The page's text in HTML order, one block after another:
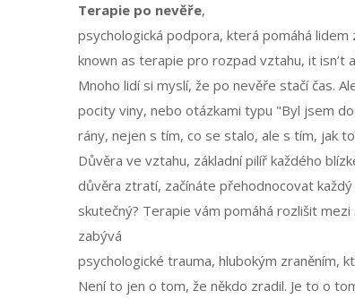
Terapie po nevěře,
psychologická podpora, která pomáhá
known as terapie pro rozpad vztahu, it isn’t
Mnoho lidí si myslí, že po nevěře stačí čas.
pocity viny, nebo otázkami typu "Byl jsem
rány, nejen s tím, co se stalo, ale s tím, jak
Důvěra ve vztahu, základní pilíř každého
důvěra ztratí, začínáte přehodnocovat
skutečný? Terapie vám pomáhá rozlišit
zabývá
psychologické trauma, hlubokým zraněním,
Není to jen o tom, že někdo zradil. Je to o